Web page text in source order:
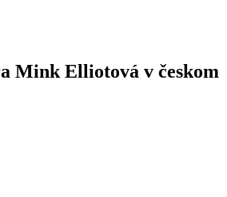
Mink Elliotová v českom